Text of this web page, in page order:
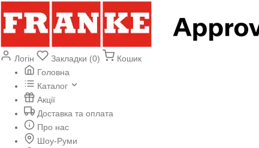
Логін Закладки (0)
Кошик
Головна
Каталог
Акції
Доставка та оплата
Про нас
Шоу-Руми